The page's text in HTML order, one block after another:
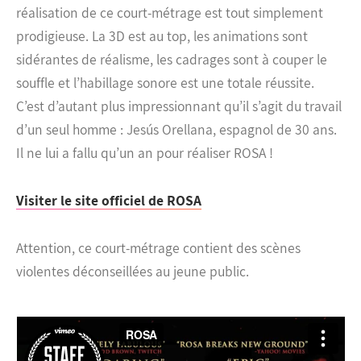
réalisation de ce court-métrage est tout simplement
prodigieuse. La 3D est au top, les animations sont
sidérantes de réalisme, les cadrages sont à couper le
souffle et l’habillage sonore est une totale réussite.
C’est d’autant plus impressionnant qu’il s’agit du travail
d’un seul homme : Jesús Orellana, espagnol de 30 ans.
Il ne lui a fallu qu’un an pour réaliser ROSA !
Visiter le site officiel de ROSA
Attention, ce court-métrage contient des scènes
violentes déconseillées au jeune public.